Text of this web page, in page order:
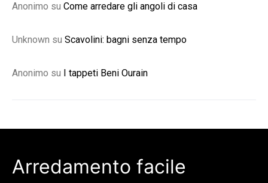
Anonimo su Come arredare gli angoli di casa
Unknown su Scavolini: bagni senza tempo
Anonimo su I tappeti Beni Ourain
Arredamento facile